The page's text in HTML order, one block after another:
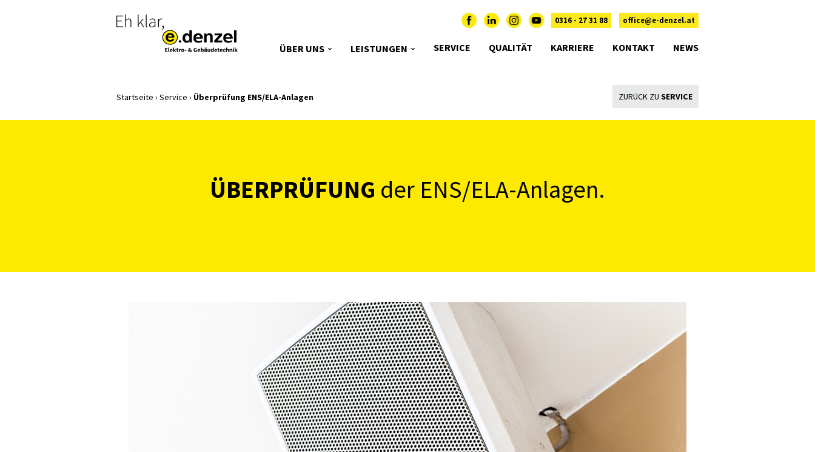
0316 - 27 31 88 office@e-denzel.at
ÜBER UNS LEISTUNGEN SERVICE QUALITÄT KARRIERE KONTAKT NEWS
Startseite › Service › Überprüfung ENS/ELA-Anlagen ZURÜCK ZU SERVICE
ÜBERPRÜFUNG der ENS/ELA-Anlagen.